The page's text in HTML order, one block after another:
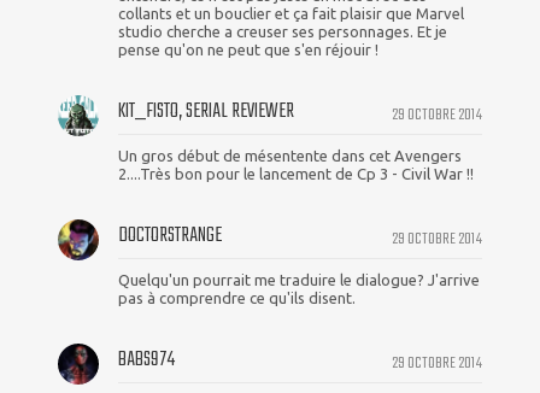
collants et un bouclier et ça fait plaisir que Marvel
studio cherche a creuser ses personnages. Et je
pense qu'on ne peut que s'en réjouir !
29 OCTOBRE 2014
KIT_FISTO, SERIAL REVIEWER
Un gros début de mésentente dans cet Avengers
2....Très bon pour le lancement de Cp 3 - Civil War !!
29 OCTOBRE 2014
DOCTORSTRANGE
Quelqu'un pourrait me traduire le dialogue? J'arrive
pas à comprendre ce qu'ils disent.
29 OCTOBRE 2014
BABS974